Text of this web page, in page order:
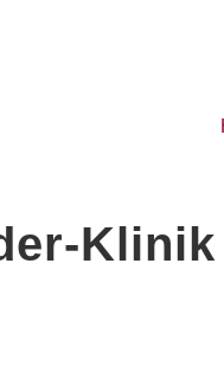
Klinik